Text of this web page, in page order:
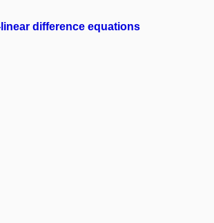
difference equations